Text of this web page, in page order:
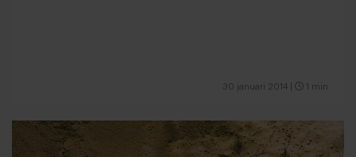
30 januari 2014 1 min